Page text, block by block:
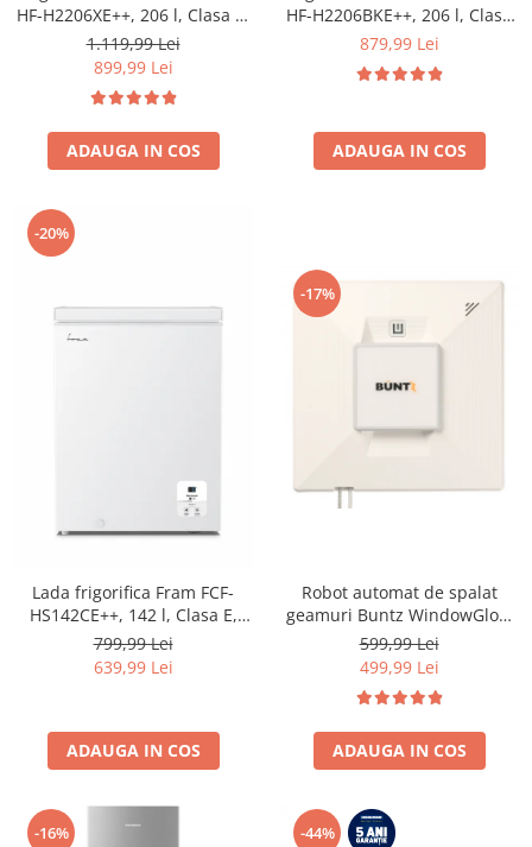
HF-H2206XE++, 206 l, Clasa E,
lumina LED, 3 rafturi de sticla,
H 143 cm, Inox
1.119,99 Lei
899,99 Lei
ADAUGA IN COS
HF-H2206BKE++, 206 l, Clasa
E, lumina LED, 3 rafturi de
879,99 Lei
ADAUGA IN COS
-20%
Lada frigorifica Fram FCF-
HS142CE++, 142 l, Clasa E,
Convertibil
Frigider/Congelator, Control
electronic, Display digital, Alb
799,99 Lei
639,99 Lei
ADAUGA IN COS
-17%
Robot automat de spalat
geamuri Buntz WindowGlow
BRC-J2– Putere de 72W,
2500Pa, tehnologie duala de
pulverizare, sistem anti-urme
și control inteligent, Alb
599,99 Lei
499,99 Lei
ADAUGA IN COS
-16% -44%